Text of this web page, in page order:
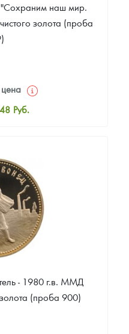
"Сохраним наш мир.
золота (проба
Руб.
- 1980 г.в. ММД
(проба 900)